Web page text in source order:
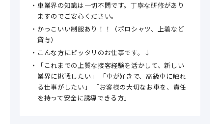
車業界の知識は一切不問です。丁寧な研修があり
ますのでご安心ください。
かっこいい制服あり！！（ポロシャツ、上着など
貸与）
こんな方にピッタリのお仕事です。↓
「これまでの上質な接客経験を活かして、新しい
業界に挑戦したい」 「車が好きで、高級車に触れ
る仕事がしたい」 「お客様の大切なお車を、責任
を持って安全に誘導できる方」